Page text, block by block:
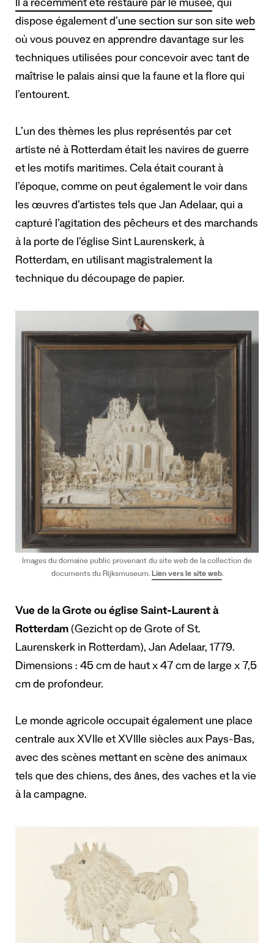
Il a récemment été restauré par le musée, qui
dispose également d’une section sur son site web
où vous pouvez en apprendre davantage sur les
techniques utilisées pour concevoir avec tant de
maîtrise le palais ainsi que la faune et la flore qui
l’entourent.
L’un des thèmes les plus représentés par cet
artiste né à Rotterdam était les navires de guerre
et les motifs maritimes. Cela était courant à
l’époque, comme on peut également le voir dans
les œuvres d’artistes tels que Jan Adelaar, qui a
capturé l’agitation des pêcheurs et des marchands
à la porte de l’église Sint Laurenskerk, à
Rotterdam, en utilisant magistralement la
technique du découpage de papier.
Images du domaine public provenant du site web de la collection de
documents du Rijksmuseum. Lien vers le site web.
Vue de la Grote ou église Saint-Laurent à
Rotterdam (Gezicht op de Grote of St.
Laurenskerk in Rotterdam), Jan Adelaar, 1779.
Dimensions : 45 cm de haut x 47 cm de large x 7,5
cm de profondeur.
Le monde agricole occupait également une place
centrale aux XVIIe et XVIIIe siècles aux Pays-Bas,
avec des scènes mettant en scène des animaux
tels que des chiens, des ânes, des vaches et la vie
à la campagne.